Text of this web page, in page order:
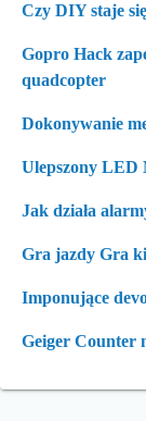
Czy DIY staje
Gopro Hack
quadcopter
Dokonywanie
Ulepszony LED
Jak działa
Gra jazdy Gra
Imponujące
Geiger Counter